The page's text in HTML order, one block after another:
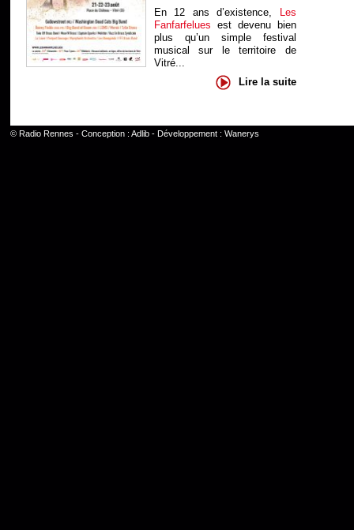
En 12 ans d’existence, Les
Fanfarfelues est devenu bien
plus qu’un simple festival
musical sur le territoire de
Vitré...
Lire la suite
© Radio Rennes - Conception : Adlib- Développement : Wanerys